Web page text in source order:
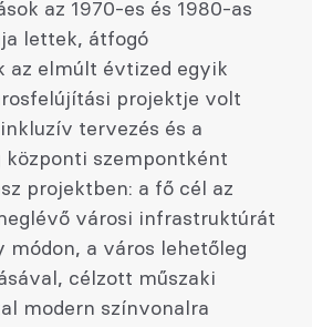
az 1970-es és 1980-as
lettek, átfogó
az elmúlt évtized egyik
projektje volt
tervezés és a
szempontként
projektben: a fő cél az
városi infrastruktúrát
módon, a város lehetőleg
célzott műszaki
modern színvonalra